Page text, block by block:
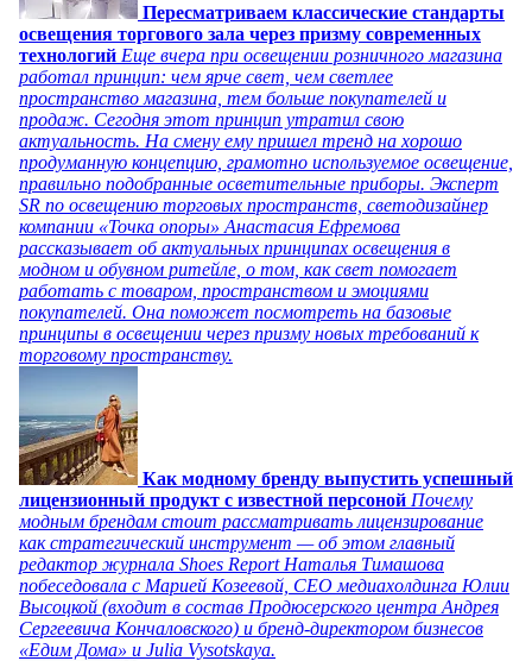
Пересматриваем классические стандарты
освещения торгового зала через призму современных
технологий Еще вчера при освещении розничного магазина
работал принцип: чем ярче свет, чем светлее
пространство магазина, тем больше покупателей и
продаж. Сегодня этот принцип утратил свою
актуальность. На смену ему пришел тренд на хорошо
продуманную концепцию, грамотно используемое освещение,
правильно подобранные осветительные приборы. Эксперт
SR по освещению торговых пространств, светодизайнер
компании «Точка опоры» Анастасия Ефремова
рассказывает об актуальных принципах освещения в
модном и обувном ритейле, о том, как свет помогает
работать с товаром, пространством и эмоциями
покупателей. Она поможет посмотреть на базовые
принципы в освещении через призму новых требований к
торговому пространству.
Как модному бренду выпустить успешный
лицензионный продукт с известной персоной Почему
модным брендам стоит рассматривать лицензирование
как стратегический инструмент — об этом главный
редактор журнала Shoes Report Наталья Тимашова
побеседовала с Марией Козеевой, СЕО медиахолдинга Юлии
Высоцкой (входит в состав Продюсерского центра Андрея
Сергеевича Кончаловского) и бренд-директором бизнесов
«Едим Дома» и Julia Vysotskaya.